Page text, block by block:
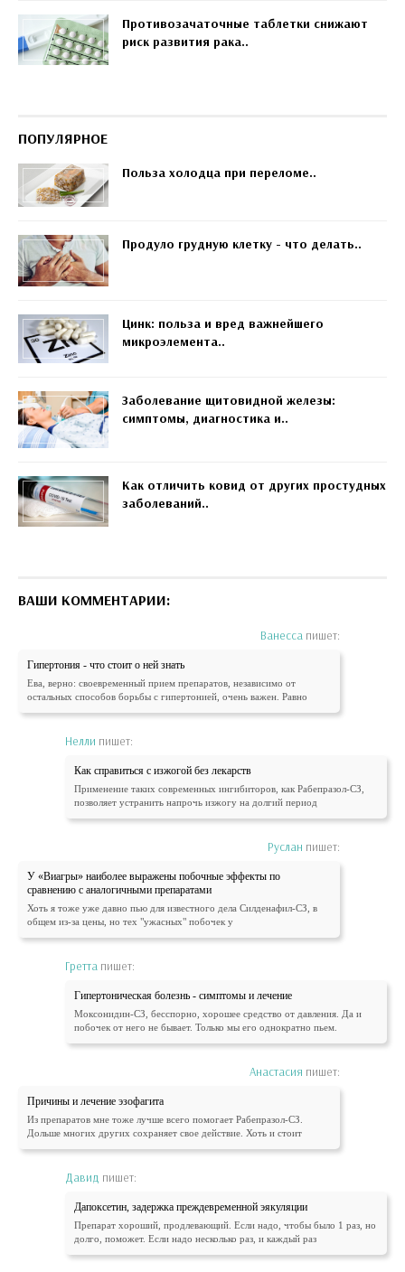
Противозачаточные таблетки снижают
риск развития рака..
ПОПУЛЯРНОЕ
Польза холодца при переломе..
Продуло грудную клетку - что делать..
Цинк: польза и вред важнейшего
микроэлемента..
Заболевание щитовидной железы:
симптомы, диагностика и..
Как отличить ковид от других простудных
заболеваний..
ВАШИ КОММЕНТАРИИ:
Ванесса пишет:
Гипертония - что стоит о ней знать
Ева, верно: своевременный прием препаратов, независимо от
остальных способов борьбы с гипертонией, очень важен. Равно
Нелли пишет:
Как справиться с изжогой без лекарств
Применение таких современных ингибиторов, как Рабепразол-СЗ,
позволяет устранить напрочь изжогу на долгий период
Руслан пишет:
У «Виагры» наиболее выражены побочные эффекты по
сравнению с аналогичными препаратами
Хоть я тоже уже давно пью для известного дела Силденафил-СЗ, в
общем из-за цены, но тех "ужасных" побочек у
Гретта пишет:
Гипертоническая болезнь - симптомы и лечение
Моксонидин-СЗ, бесспорно, хорошее средство от давления. Да и
побочек от него не бывает. Только мы его однократно пьем.
Анастасия пишет:
Причины и лечение эзофагита
Из препаратов мне тоже лучше всего помогает Рабепразол-СЗ.
Дольше многих других сохраняет свое действие. Хоть и стоит
Давид пишет:
Дапоксетин, задержка преждевременной эякуляции
Препарат хороший, продлевающий. Если надо, чтобы было 1 раз, но
долго, поможет. Если надо несколько раз, и каждый раз